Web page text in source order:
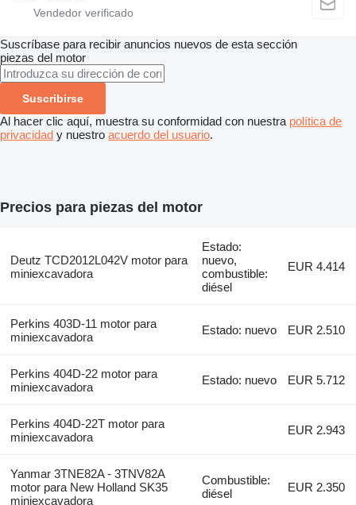
Suscríbase para recibir anuncios nuevos de esta sección
piezas del motor
Suscribirse
Al hacer clic aquí, muestra su conformidad con nuestra política de
privacidad y nuestro acuerdo del usuario.
Precios para piezas del motor
Deutz TCD2012L042V motor para
miniexcavadora
Estado:
nuevo,
combustible:
diésel
EUR 4.414
Perkins 403D-11 motor para
miniexcavadora
Estado: nuevo EUR 2.510
Perkins 404D-22 motor para
miniexcavadora
Estado: nuevo EUR 5.712
Perkins 404D-22T motor para
miniexcavadora
EUR 2.943
Yanmar 3TNE82A - 3TNV82A
motor para New Holland SK35
miniexcavadora
Combustible:
diésel
EUR 2.350